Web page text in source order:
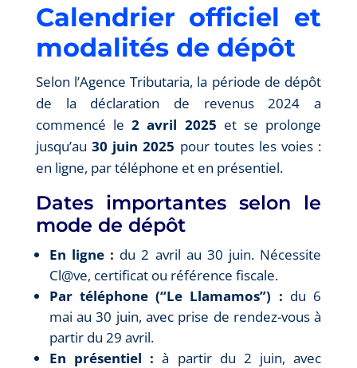
Calendrier officiel et
modalités de dépôt
Selon l’Agence Tributaria, la période de dépôt
de la déclaration de revenus 2024 a
commencé le2 avril 2025 et se prolonge
jusqu’au 30 juin 2025 pour toutes les voies :
en ligne, par téléphone et en présentiel.
Dates importantes selon le
mode de dépôt
En ligne : du 2 avril au 30 juin. Nécessite
Cl@ve, certificat ou référence fiscale.
Par téléphone (“Le Llamamos”) : du 6
mai au 30 juin, avec prise de rendez-vous à
partir du 29 avril.
En présentiel : à partir du 2 juin, avec